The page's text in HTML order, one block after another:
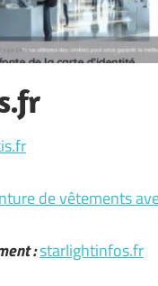
de vêtements
:starlightinfos.fr